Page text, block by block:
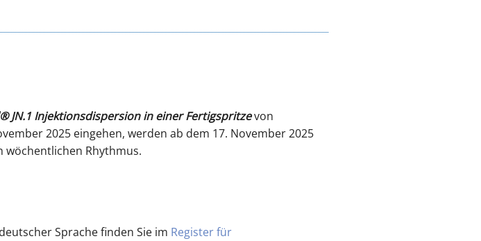
JN.1 Injektionsdispersion in einer Fertigspritzevon
2025 eingehen, werden ab dem 17. November 2025
wöchentlichen Rhythmus.
Sprache finden Sie im Register für